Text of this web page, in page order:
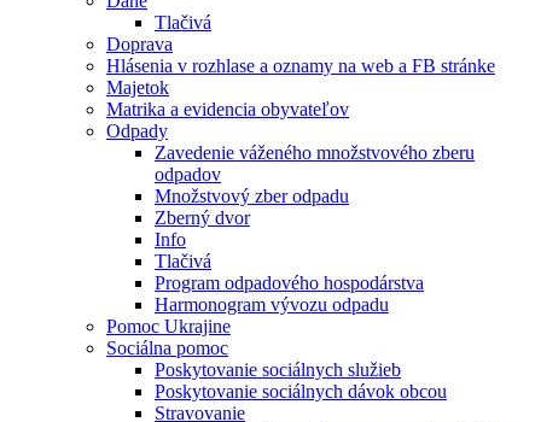
Tlačivá
Doprava
Hlásenia v rozhlase a oznamy na web a FB stránke
Majetok
Matrika a evidencia obyvateľov
Odpady
Zavedenie váženého množstvového zberu
odpadov
Množstvový zber odpadu
Zberný dvor
Info
Tlačivá
Program odpadového hospodárstva
Harmonogram vývozu odpadu
Pomoc Ukrajine
Sociálna pomoc
Poskytovanie sociálnych služieb
Poskytovanie sociálnych dávok obcou
Stravovanie